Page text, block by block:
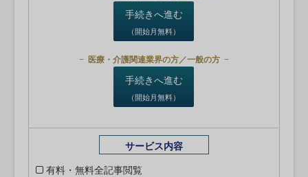
手続きへ進む
（開始月無料）
医療・介護関連業界の方／一般の方
手続きへ進む
（開始月無料）
サービス内容
有料・無料全記事閲覧